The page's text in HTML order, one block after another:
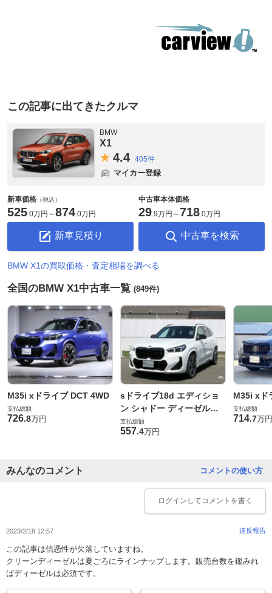
この記事に出てきたクルマ
BMW
X1
4.4 405件
マイカー登録
新車価格 （税込）
525 0万円 ～874 0万円
新車見積り
中古車本体価格
29 9万円 ～718 0万円
中古車を検索
BMW X1の買取価格・査定相場を調べる
全国のBMW X1中古車一覧 (849件)
M35i xドライブ DCT 4WD
支払総額
726.8万円
sドライブ18d エディショ
ン シャドー ディーゼルタ
ーボ
支払総額
557.4万円
M35i xド
支払総額
714.7万円
コメントの使い方
みんなのコメント
ログイン してコメントを書く
2023/2/18 12:57 違反報告
この記事は信憑性が欠落していますね。
クリーンディーゼルは夏ごろにラインナップします。販売台数を鑑みれ
ばディーゼルは必須です。